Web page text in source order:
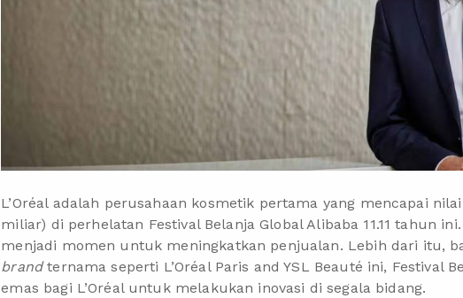
L’Oréal adalah perusahaan kosmetik pertama yang mencapai
miliar) di perhelatan Festival Belanja Global Alibaba 11.11 tahun
menjadi momen untuk meningkatkan penjualan. Lebih dari itu,
brandternama seperti L’Oréal Paris and YSL Beauté ini, Festival
emas bagi L’Oréal untuk melakukan inovasi di segala bidang.